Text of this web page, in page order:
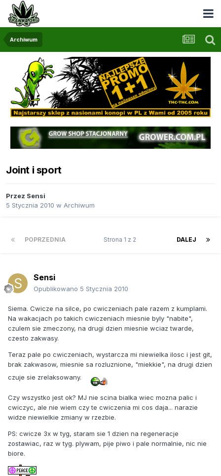
Archiwum
Joint i sport
Przez Sensi
5 Stycznia 2010 w Archiwum
POPRZEDNIA DALEJ
Strona 1 z 2
Sensi
Opublikowano 5 Stycznia 2010
Siema. Cwicze na silce, po cwiczeniach pale razem z kumplami.
Na wakacjach po takich cwiczeniach miesnie byly "nabite",
czulem sie zmeczony, na drugi dzien miesnie wciaz twarde,
czesto zakwasy.
Teraz pale po cwiczeniach, wystarcza mi niewielka ilosc i jest git,
brak zakwasow, miesnie sa rozluznione, "miekkie", na drugi dzien
czuje sie zrelaksowany.
Czy wszystko jest ok? MJ nie scina bialka wiec mozna palic i
cwiczyc, ale nie wiem czy te cwiczenia mi cos daja... narazie
widze niewielkie zmiany w rzezbie.
PS: cwicze 3x w tyg, staram sie 1 dzien na regeneracje
zostawiac, raz w tyg. plywam, pije piwo i pale normalnie, nic nie
biore.